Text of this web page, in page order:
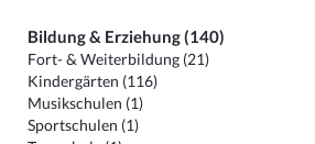
Bildung & Erziehung (140)
Fort- & Weiterbildung (21)
Kindergärten (116)
Musikschulen (1)
Sportschulen (1)